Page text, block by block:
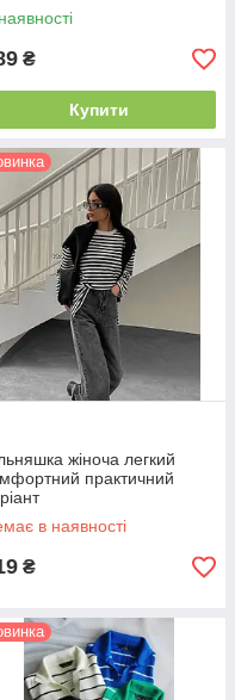
₴
Купити
жіноча легкий
практичний
в наявності
₴